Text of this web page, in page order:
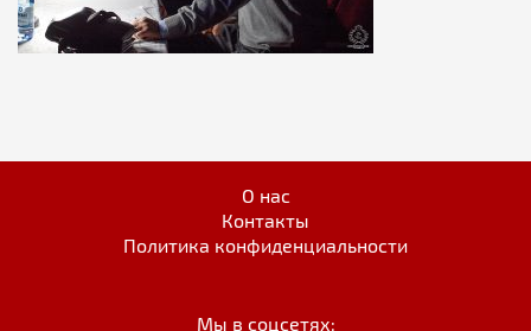
О нас
Контакты
Политика конфиденциальности
Мы в соцсетях: